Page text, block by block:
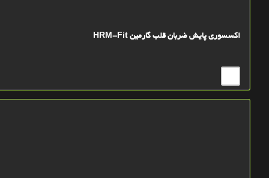
اکسسوری پایش ضربان قلب گارمین HRM-Fit